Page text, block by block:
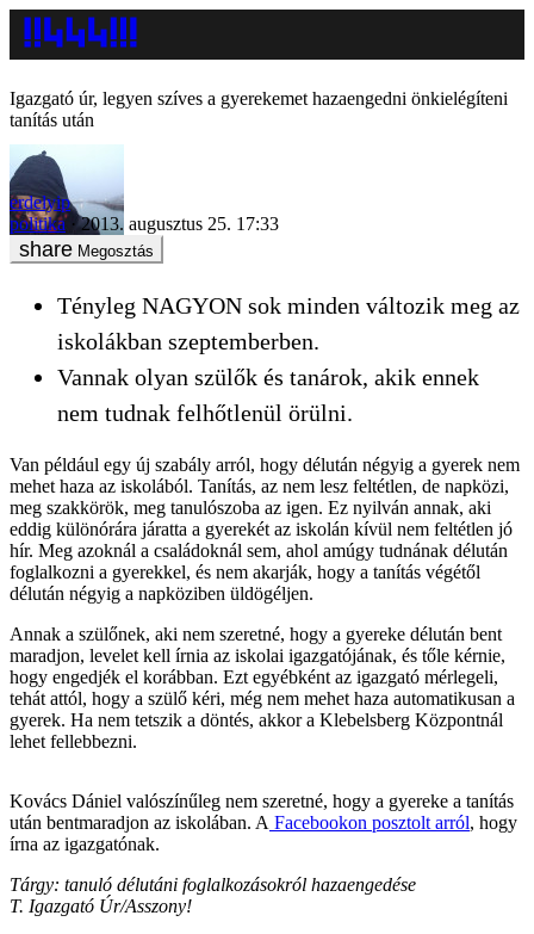
Igazgató úr, legyen szíves a gyerekemet hazaengedni önkielégíteni
tanítás után
erdelyip
politika
2013. augusztus 25. 17:33
Megosztás
Tényleg NAGYON sok minden változik meg az
iskolákban szeptemberben.
Vannak olyan szülők és tanárok, akik ennek
nem tudnak felhőtlenül örülni.
Van például egy új szabály arról, hogy délután négyig a gyerek nem
mehet haza az iskolából. Tanítás, az nem lesz feltétlen, de napközi,
meg szakkörök, meg tanulószoba az igen. Ez nyilván annak, aki
eddig különórára járatta a gyerekét az iskolán kívül nem feltétlen jó
hír. Meg azoknál a családoknál sem, ahol amúgy tudnának délután
foglalkozni a gyerekkel, és nem akarják, hogy a tanítás végétől
délután négyig a napköziben üldögéljen.
Annak a szülőnek, aki nem szeretné, hogy a gyereke délután bent
maradjon, levelet kell írnia az iskolai igazgatójának, és tőle kérnie,
hogy engedjék el korábban. Ezt egyébként az igazgató mérlegeli,
tehát attól, hogy a szülő kéri, még nem mehet haza automatikusan a
gyerek. Ha nem tetszik a döntés, akkor a Klebelsberg Központnál
lehet fellebbezni.
Kovács Dániel valószínűleg nem szeretné, hogy a gyereke a tanítás
után bentmaradjon az iskolában. A Facebookon posztolt arról, hogy
írna az igazgatónak.
Tárgy: tanuló délutáni foglalkozásokról hazaengedése
T. Igazgató Úr/Asszony!